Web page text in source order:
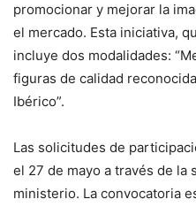
promocionar y mejorar la
el mercado. Esta iniciativa,
incluye dos modalidades:
figuras de calidad
Ibérico”.
Las solicitudes de
el 27 de mayo a través de la
ministerio. La convocatoria